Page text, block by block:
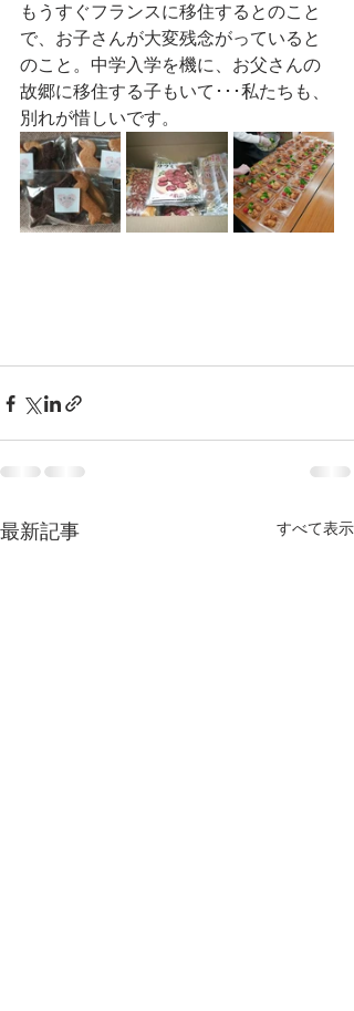
もうすぐフランスに移住するとのこと
で、お子さんが大変残念がっていると
のこと。中学入学を機に、お父さんの
故郷に移住する子もいて･･･私たちも、
別れが惜しいです。
最新記事 すべて表示